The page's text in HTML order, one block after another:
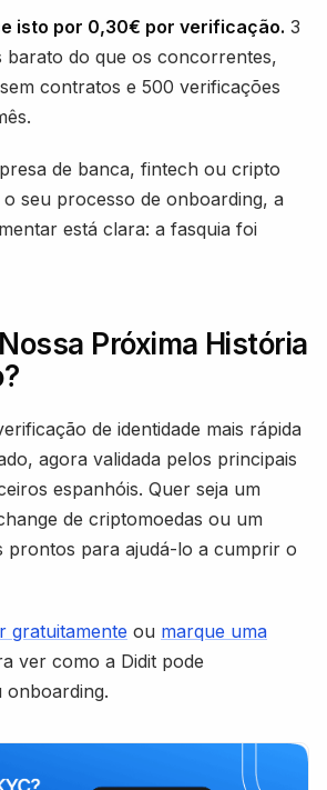
isto por 0,30€ por verificação. 3
barato do que os concorrentes,
contratos e 500 verificações
de banca, fintech ou cripto
seu processo de onboarding, a
está clara: a fasquia foi
Próxima História
de identidade mais rápida
agora validada pelos principais
espanhóis. Quer seja um
de criptomoedas ou um
prontos para ajudá-lo a cumprir o
gratuitamente ou marque uma
ver como a Didit pode